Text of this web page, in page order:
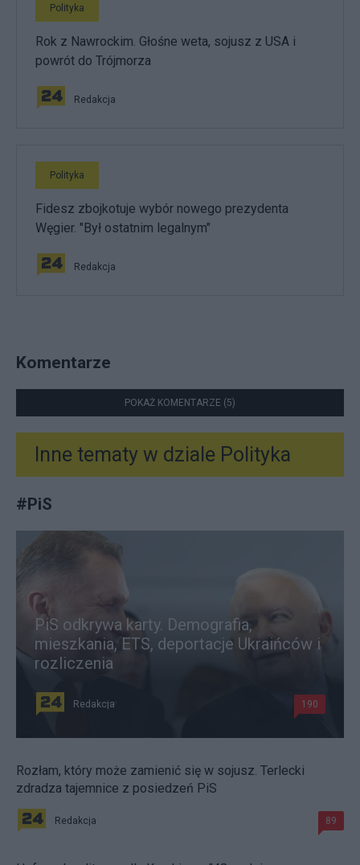
Polityka
Rok z Nawrockim. Głośne weta, sojusz z USA i
powrót do Trójmorza
Redakcja
Polityka
Fidesz zbojkotuje wybór nowego prezydenta
Węgier. "Był ostatnim legalnym"
Redakcja
Komentarze
POKAŻ KOMENTARZE (5)
Inne tematy w dziale Polityka
#PiS
PiS odkrywa karty. Demografia,
mieszkania, ETS, deportacje Ukraińców i
rozliczenia
Redakcja 190
Rozłam, który może zamienić się w sojusz. Terlecki
zdradza tajemnice z posiedzeń PiS
Redakcja 89